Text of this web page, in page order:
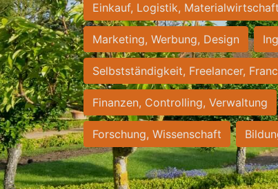
Einkauf, Logistik, Materialwirtschaft
Marketing, Werbung, Design
Selbstständigkeit, Freelancer,
Finanzen, Controlling, Verwaltung
Forschung, Wissenschaft